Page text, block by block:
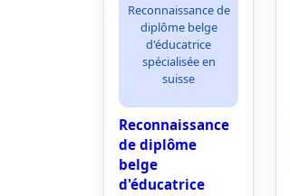
Reconnaissance de
diplôme belge
d'éducatrice
spécialisée en
suisse
Reconnaissance
de diplôme
belge
d'éducatrice